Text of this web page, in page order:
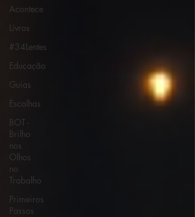
Acontece
Livros
#34Lentes
Educação
Guias
Escolhas
BOT -
Brilho
nos
Olhos
no
Trabalho
Primeiros
Passos